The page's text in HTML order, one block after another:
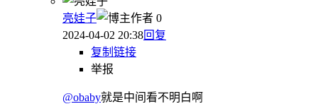
亮娃子 作者 0
2024-04-02 20:38回复
复制链接
举报
@obaby就是中间看不明白啊